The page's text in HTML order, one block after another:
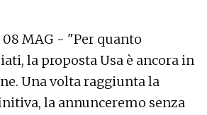
08 MAG - "Per quanto
la proposta Usa è ancora in
Una volta raggiunta la
la annunceremo senza